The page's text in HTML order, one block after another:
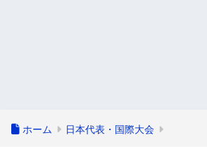
ホーム 日本代表・国際大会